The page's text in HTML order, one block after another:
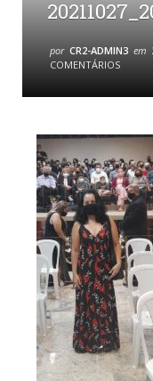
por CR2-ADMIN3 em
COMENTÁRIOS